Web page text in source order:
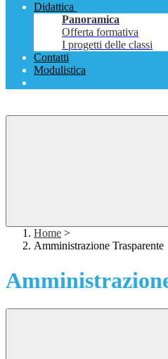
Didattica
Panoramica
Offerta formativa
I progetti delle classi
Contatti
Modulistica
Home >
Amministrazione Trasparente